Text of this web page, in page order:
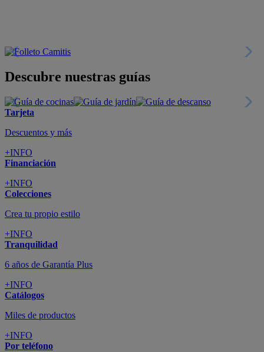
Descubre nuestras guías
Tarjeta
Descuentos y más
+INFO
Financiación
+INFO
Colecciones
Crea tu propio estilo
+INFO
Tranquilidad
6 años de Garantía Plus
+INFO
Catálogos
Miles de productos
+INFO
Por teléfono